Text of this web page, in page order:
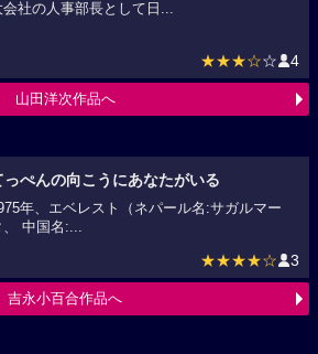
会社の人事部長として日...
★★★☆☆ 4
山田洋次作品へ
っぺんの向こうにあなたがいる
年、エベレスト（ネパール名:サガルマー
、 中国名:...
★★★★☆ 3
吉永小百合作品へ